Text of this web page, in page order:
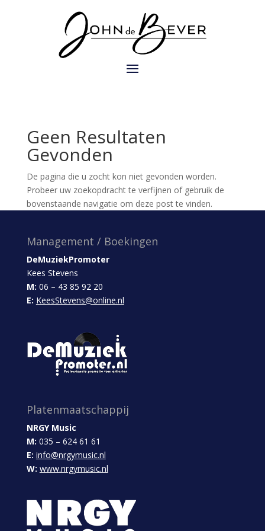
Geen Resultaten
Gevonden
De pagina die u zocht kon niet gevonden worden.
Probeer uw zoekopdracht te verfijnen of gebruik de
bovenstaande navigatie om deze post te vinden.
Management / Boekingen
DeMuziekPromoter
Kees Stevens
M: 06 – 43 85 92 20
E: KeesStevens@online.nl
Platenmaatschappij
NRGY Music
M: 035 – 624 61 61
E: info@nrgymusic.nl
W: www.nrgymusic.nl